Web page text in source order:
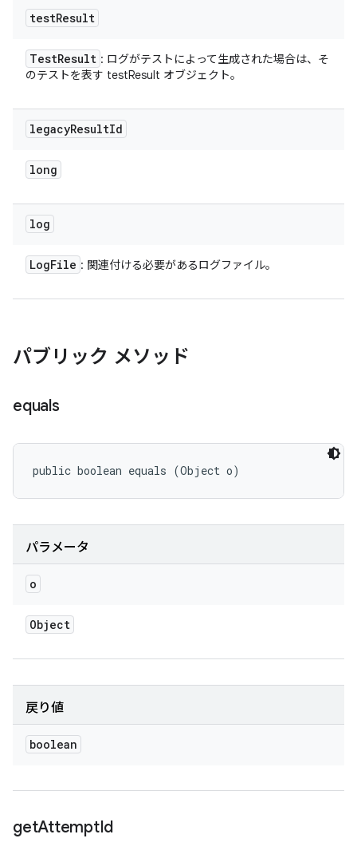
testResult
TestResult : ログがテストによって生成された場合は、そ
のテストを表す testResult オブジェクト。
legacyResultId
long
log
LogFile : 関連付ける必要があるログファイル。
パブリック メソッド
equals
public boolean equals (Object o)
パラメータ
o
Object
戻り値
boolean
getAttemptId